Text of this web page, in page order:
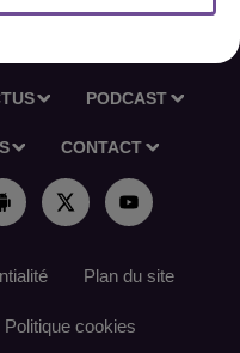
PODCAST
CONTACT
Plan du site
Politique cookies